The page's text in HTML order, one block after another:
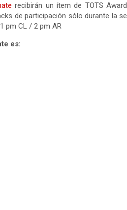
recibirán un ítem de TOTS
de participación sólo durante la
pm CL / 2 pm AR
es: